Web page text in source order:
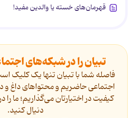
قهرمان‌های خسته یا والدین مفید!
تبیان را در شبکه‌های
فاصله شما با تبیان تنها یک کلیک
اجتماعی حاضریم و محتواهای داغ و
کیفیت در اختیارتان می‌گذاریم؛ ما
دنیال کنید.